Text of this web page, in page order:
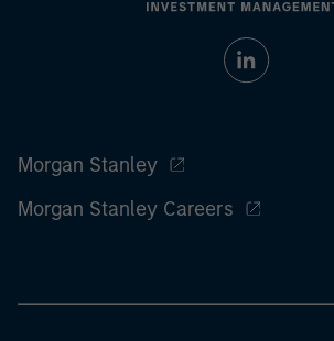
Morgan Stanley
Morgan Stanley Careers